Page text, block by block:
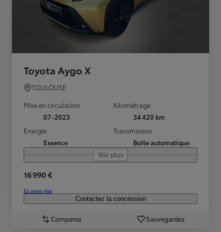
Toyota Aygo X
TOULOUSE
Mise en circulation
07-2023
Kilométrage
34 420 km
Energie
Essence
Transmission
Boîte automatique
Voir plus
16 990 €
En savoir plus
Contactez la concession
Comparez Sauvegardez